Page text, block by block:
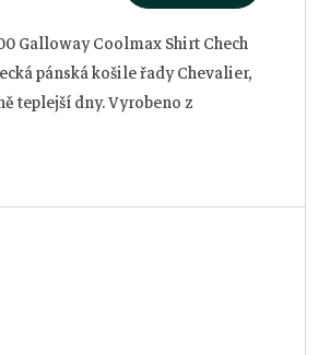
Galloway Coolmax Shirt Chech
pánská košile řady Chevalier,
teplejší dny. Vyrobeno z